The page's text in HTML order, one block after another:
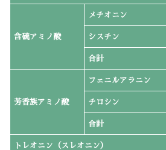
含硫アミノ酸
メチオニン
シスチン
合計
芳香族アミノ酸
フェニルアラニン
チロシン
合計
トレオニン（スレオニン）